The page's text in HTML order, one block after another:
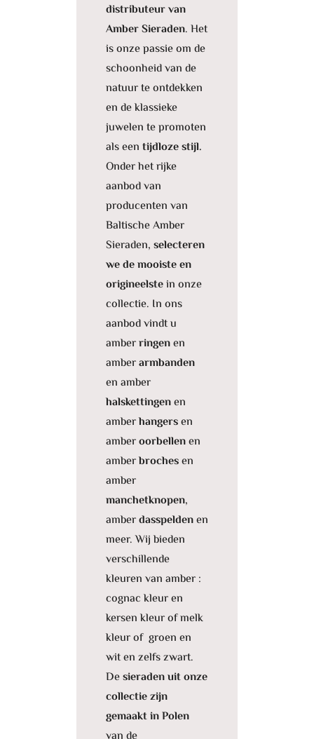
distributeur van
Amber Sieraden. Het
is onze passie om de
schoonheid van de
natuur te ontdekken
en de klassieke
juwelen te promoten
als een tijdloze stijl.
Onder het rijke
aanbod van
producenten van
Baltische Amber
Sieraden, selecteren
we de mooiste en
origineelstein onze
collectie. In ons
aanbod vindt u
amberringenen
amberarmbanden
en amber
halskettingenen
amberhangersen
amberoorbellenen
amberbrochesen
amber
manchetknopen,
amberdasspeldenen
meer. Wij bieden
verschillende
kleuren van amber :
cognac kleur en
kersen kleur of melk
kleur of groen en
wit en zelfs zwart.
Desieraden uit onze
collectie zijn
gemaakt in Polen